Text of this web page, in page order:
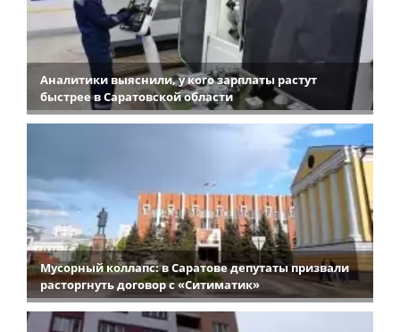
Аналитики выяснили, у кого зарплаты растут
быстрее в Саратовской области
Мусорный коллапс: в Саратове депутаты призвали
расторгнуть договор с «Ситиматик»